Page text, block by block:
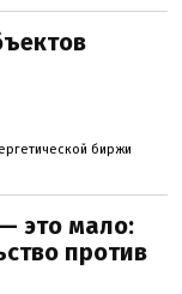
биржи
это мало:
против